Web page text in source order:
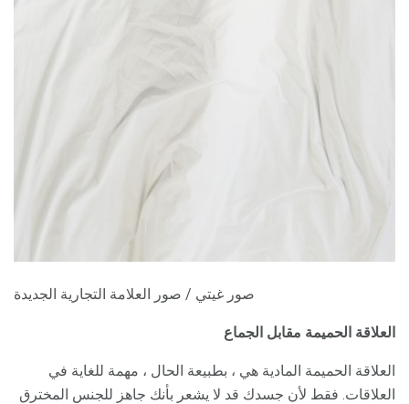
ad
صور غيتي / صور العلامة التجارية الجديدة
العلاقة الحميمة مقابل الجماع
العلاقة الحميمة المادية هي ، بطبيعة الحال ، مهمة للغاية في
العلاقات. فقط لأن جسدك قد لا يشعر بأنك جاهز للجنس المخترق